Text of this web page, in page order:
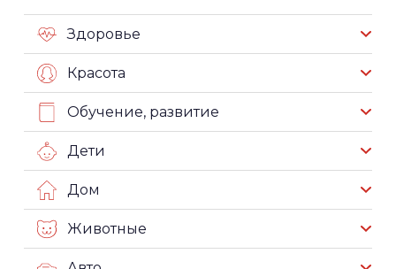
Здоровье
Красота
Обучение, развитие
Дети
Дом
Животные